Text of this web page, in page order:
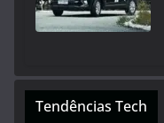
Tendências Tech